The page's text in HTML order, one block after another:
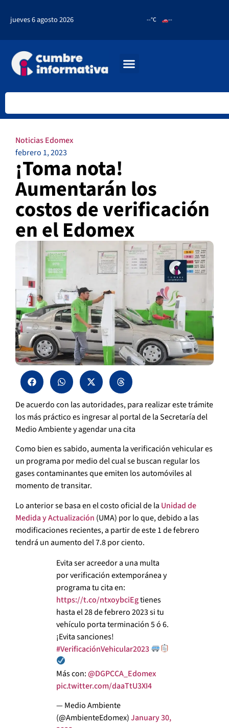
jueves 6 agosto 2026 --°C --
Noticias Edomex
febrero 1, 2023
¡Toma nota!
Aumentarán los
costos de verificación
en el Edomex
De acuerdo con las autoridades, para realizar este trámite
los más práctico es ingresar al portal de la Secretaría del
Medio Ambiente y agendar una cita
Como bien es sabido, aumenta la verificación vehicular es
un programa por medio del cual se buscan regular los
gases contaminantes que emiten los automóviles al
momento de transitar.
Lo anterior se basa en el costo oficial de la Unidad de
Medida y Actualización (UMA) por lo que, debido a las
modificaciones recientes, a partir de este 1 de febrero
tendrá un aumento del 7.8 por ciento.
Evita ser acreedor a una multa
por verificación extemporánea y
programa tu cita en:
https://t.co/ntxoybciEgtienes
hasta el 28 de febrero 2023 si tu
vehículo porta terminación 5 ó 6.
¡Evita sanciones!
#VerificaciónVehicular2023
Más con:@DGPCCA_Edomex
pic.twitter.com/daaTtU3XI4
— Medio Ambiente
(@AmbienteEdomex)January 30,